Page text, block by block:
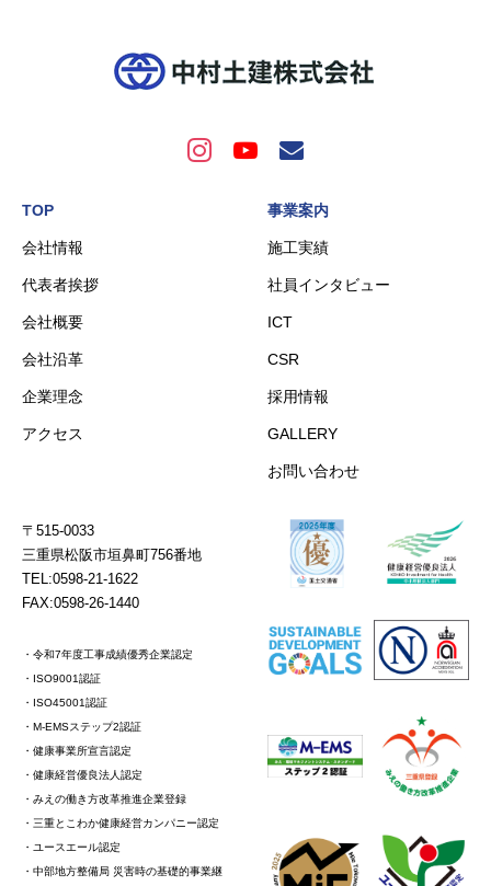
TOP
会社情報
代表者挨拶
会社概要
会社沿革
企業理念
アクセス
事業案内
施工実績
社員インタビュー
ICT
CSR
採用情報
GALLERY
お問い合わせ
〒515-0033
三重県松阪市垣鼻町756番地
TEL:0598-21-1622
FAX:0598-26-1440
・令和7年度工事成績優秀企業認定
・ISO9001認証
・ISO45001認証
・M-EMSステップ2認証
・健康事業所宣言認定
・健康経営優良法人認定
・みえの働き方改革推進企業登録
・三重とこわか健康経営カンパニー認定
・ユースエール認定
・中部地方整備局 災害時の基礎的事業継